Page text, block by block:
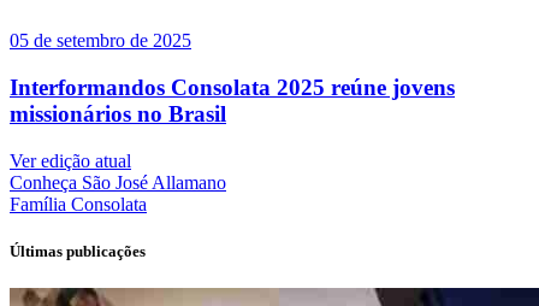
05 de setembro de 2025
Interformandos Consolata 2025 reúne jovens
missionários no Brasil
Ver edição atual
Conheça São José Allamano
Família Consolata
Últimas publicações